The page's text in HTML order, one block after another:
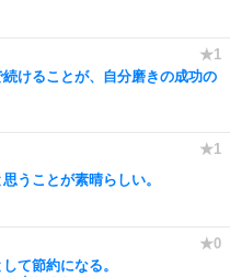
けることが、自分磨きの成功の
うことが素晴らしい。
て節約になる。